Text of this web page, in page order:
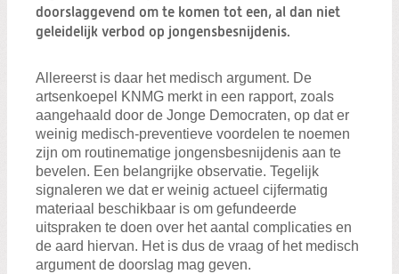
doorslaggevend om te komen tot een, al dan niet
geleidelijk verbod op jongensbesnijdenis.
Allereerst is daar het medisch argument. De
artsenkoepel KNMG merkt in een rapport, zoals
aangehaald door de Jonge Democraten, op dat er
weinig medisch-preventieve voordelen te noemen
zijn om routinematige jongensbesnijdenis aan te
bevelen. Een belangrijke observatie. Tegelijk
signaleren we dat er weinig actueel cijfermatig
materiaal beschikbaar is om gefundeerde
uitspraken te doen over het aantal complicaties en
de aard hiervan. Het is dus de vraag of het medisch
argument de doorslag mag geven.